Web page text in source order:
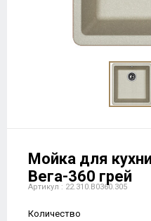
Мойка для
Вега-360 грей
Артикул : 22.310.B0360.305
Количество